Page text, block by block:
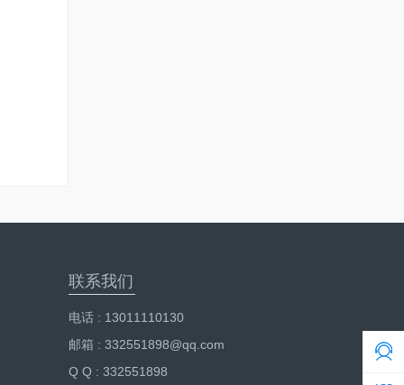
联系我们
电话 : 13011110130
邮箱 : 332551898@qq.com
Q Q : 332551898